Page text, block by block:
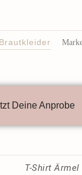
Deine Anprobe
T-Shirt Ärmel